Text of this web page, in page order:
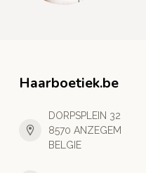
Haarboetiek.be
DORPSPLEIN 32
8570 ANZEGEM
BELGIE